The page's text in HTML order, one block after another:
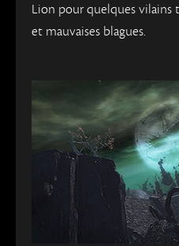
Lion pour quelques vilains
et mauvaises blagues.